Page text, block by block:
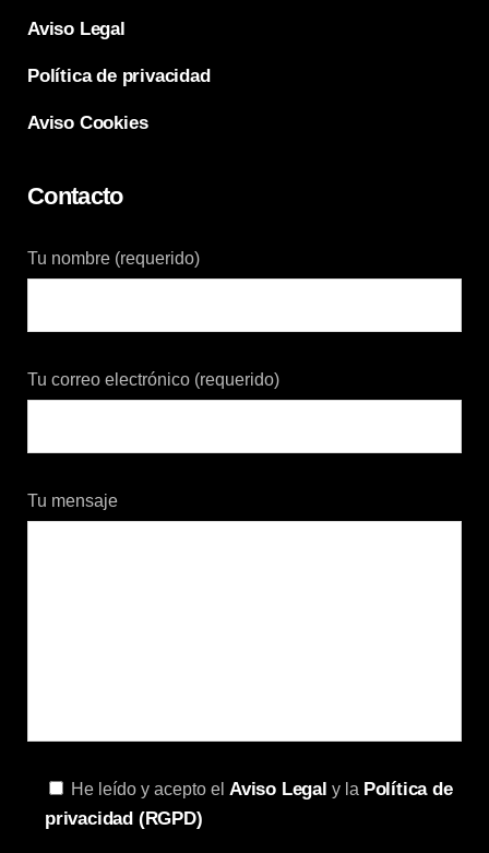
Aviso Legal
Política de privacidad
Aviso Cookies
Contacto
Tu nombre (requerido)
Tu correo electrónico (requerido)
Tu mensaje
He leído y acepto el Aviso Legal y la Política de
privacidad (RGPD)